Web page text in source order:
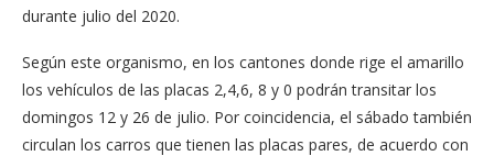
durante julio del 2020.
Según este organismo, en los cantones donde rige el amarillo
los vehículos de las placas 2,4,6, 8 y 0 podrán transitar los
domingos 12 y 26 de julio. Por coincidencia, el sábado también
circulan los carros que tienen las placas pares, de acuerdo con